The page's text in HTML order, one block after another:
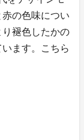
の色味につい
褪色したかの
ます。こちら